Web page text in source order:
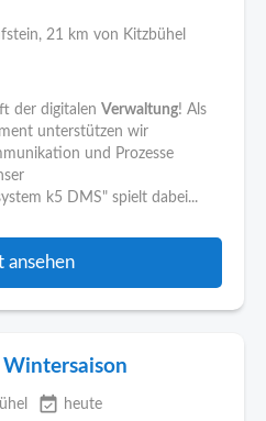
, 21 km von Kitzbühel
der digitalen Verwaltung! Als
unterstützen wir
und Prozesse
k5 DMS" spielt dabei...
ansehen
event_available heute